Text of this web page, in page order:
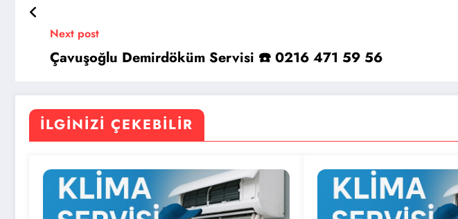
Next post
Çavuşoğlu Demirdöküm Servisi ☎️ 0216 471 59 56
İLGINIZI ÇEKEBILIR